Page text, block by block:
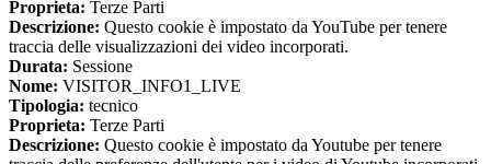
Proprieta: Terze Parti
Descrizione: Questo cookie è impostato da YouTube per tenere
traccia delle visualizzazioni dei video incorporati.
Durata: Sessione
Nome: VISITOR_INFO1_LIVE
Tipologia: tecnico
Proprieta: Terze Parti
Descrizione: Questo cookie è impostato da Youtube per tenere